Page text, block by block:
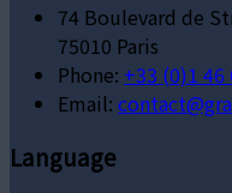
74 Boulevard de
75010 Paris
Phone: +33 (0)1 46
Email:
Language